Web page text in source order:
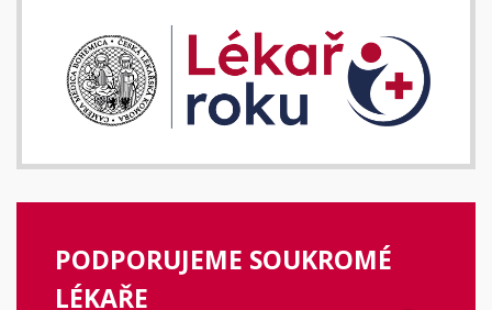
PODPORUJEME SOUKROMÉ
LÉKAŘE